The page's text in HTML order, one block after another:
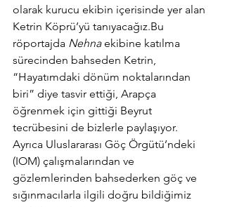
olarak kurucu ekibin içerisinde yer alan
Ketrin Köprü’yü tanıyacağız.Bu
röportajda Nehna ekibine katılma
sürecinden bahseden Ketrin,
“Hayatımdaki dönüm noktalarından
biri” diye tasvir ettiği, Arapça
öğrenmek için gittiği Beyrut
tecrübesini de bizlerle paylaşıyor.
Ayrıca Uluslararası Göç Örgütü’ndeki
(IOM) çalışmalarından ve
gözlemlerinden bahsederken göç ve
sığınmacılarla ilgili doğru bildiğimiz